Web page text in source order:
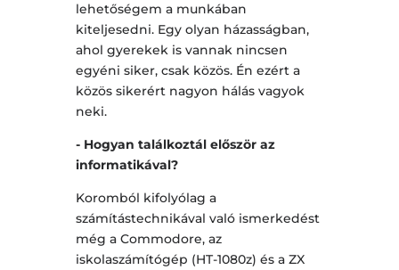
lehetőségem a munkában
kiteljesedni. Egy olyan házasságban,
ahol gyerekek is vannak nincsen
egyéni siker, csak közös. Én ezért a
közös sikerért nagyon hálás vagyok
neki.
- Hogyan találkoztál először az
informatikával?
Koromból kifolyólag a
számítástechnikával való ismerkedést
még a Commodore, az
iskolaszámítógép (HT-1080z) és a ZX